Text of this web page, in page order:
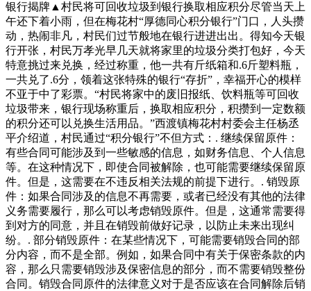
银行揭牌▲村民将可回收垃圾到银行换取相应积分尽管当天上
午还下着小雨，但在梅花村“厚德同心积分银行”门口，人头攒
动，热闹非凡，村民们过节般地在银行进进出出。得知今天银
行开张，村民万孝光早几天就将家里的垃圾分类打包好，今天
特意挑过来兑换，经过称重，他一共有斤纸箱和.6斤塑料瓶，
一共兑了.6分，领着这张特殊的银行“存折”，幸福开心的模样
不亚于中了彩票。“村民将家中的废旧报纸、饮料瓶等可回收
垃圾带来，银行现场称重后，换取相应积分，积攒到一定数额
的积分还可以兑换生活用品。”西渡镇梅花村村委会主任杨丞
平介绍道，村民通过“积分银行”不但方式：. 继续保留原件：
有些合同可能涉及到一些敏感的信息，如财务信息、个人信息
等。在这种情况下，即使合同被解除，也可能需要继续保留原
件。但是，这需要在不违反相关法规的前提下进行。. 销毁原
件：如果合同涉及的信息不再需要，或者已经没有其他的法律
义务需要履行，那么可以考虑销毁原件。但是，这通常需要得
到对方的同意，并且在销毁前做好记录，以防止未来出现纠
纷。. 部分销毁原件：在某些情况下，可能需要销毁合同的部
分内容，而不是全部。例如，如果合同中有关于保密条款的内
容，那么只需要销毁涉及保密信息的部分，而不需要销毁整份
合同。销毁合同原件的法律意义对于是否应该在合同解除后销